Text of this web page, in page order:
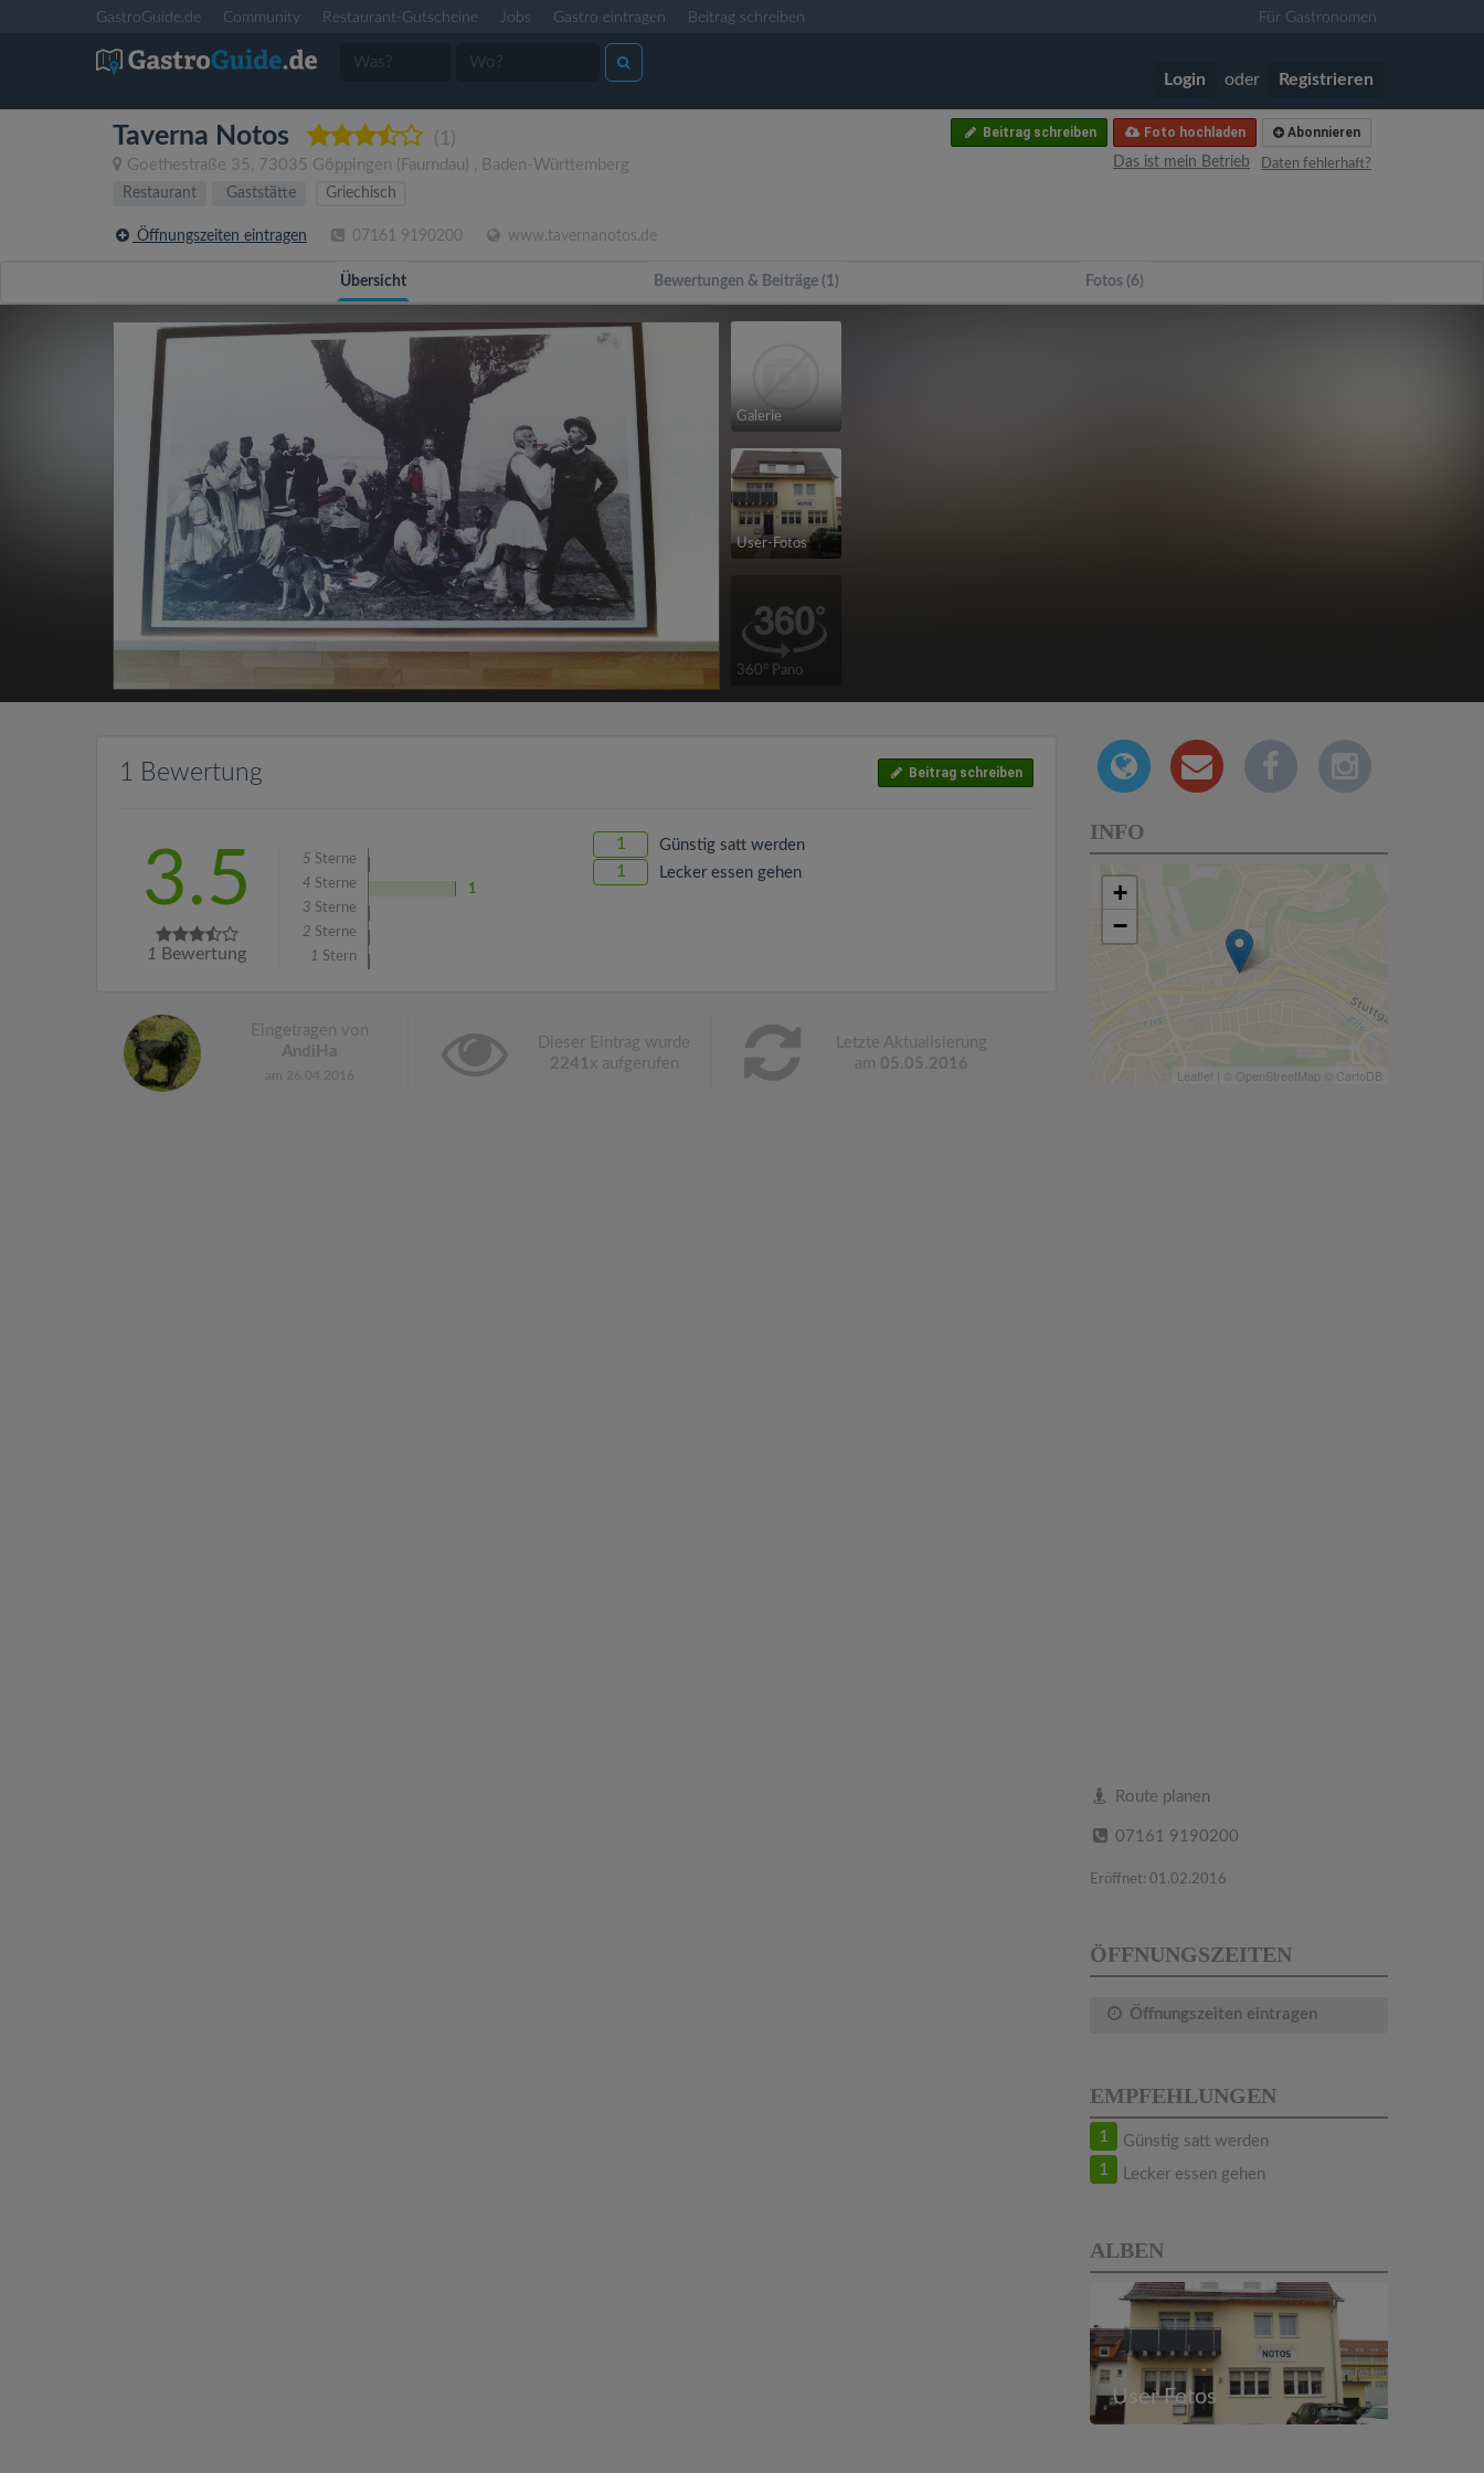
GastroGuide.de Community Restaurant-Gutscheine Jobs Gastro eintragen Beitrag schreiben Für Gastronomen
Login oder Registrieren
Taverna Notos (1)
Goethestraße 35 , 73035 Göppingen (Faurndau) , Baden-Württemberg
Abonnieren
Foto hochladen
Beitrag schreiben
Daten fehlerhaft?
Das ist mein Betrieb
Restaurant
Gaststätte Griechisch
Öffnungszeiten eintragen 07161 9190200 www.tavernanotos.de
Übersicht Bewertungen & Beiträge (1) Fotos (6)
Galerie
User-Fotos
360° Pano
1 Bewertung Beitrag schreiben
3.5
1 Bewertung
5 Sterne
4 Sterne
1
3 Sterne
2 Sterne
1 Stern
1 Günstig satt werden
1 Lecker essen gehen
Eingetragen von
AndiHa
am 26.04.2016
Dieser Eintrag wurde
2241 x aufgerufen
Letzte Aktualisierung
am 05.05.2016
INFO
+
−
Leaflet | © OpenStreetMap © CartoDB
Route planen
07161 9190200
Eröffnet: 01.02.2016
ÖFFNUNGSZEITEN
Öffnungszeiten eintragen
EMPFEHLUNGEN
1 Günstig satt werden
1 Lecker essen gehen
ALBEN
User Fotos